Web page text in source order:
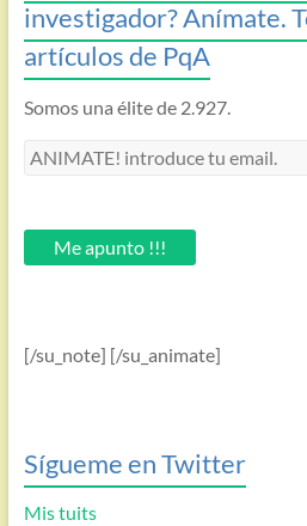
investigador? Anímate.
artículos de PqA
Somos una élite de 2.927.
ANIMATE!
email.Me apunto !!!
[/su_note] [/su_animate]
Sígueme en Twitter
Mis tuits